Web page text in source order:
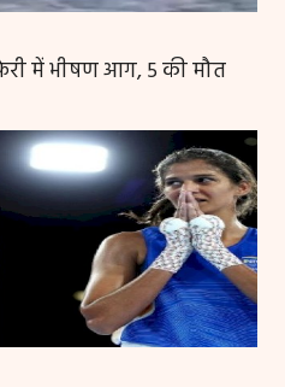
में भीषण आग, 5 की मौत